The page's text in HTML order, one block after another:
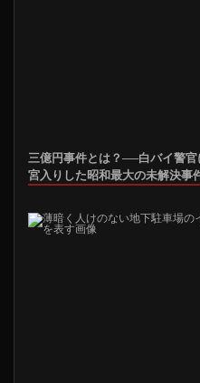
三億円事件とは？──白バイ警
宮入りした昭和最大の未解決事